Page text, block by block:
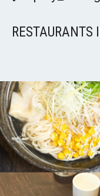
RESTAURANTS